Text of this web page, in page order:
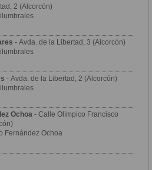
2 (Alcorcón)
- Avda. de la Libertad, 3 (Alcorcón)
- Avda. de la Libertad, 2 (Alcorcón)
Ochoa - Calle Olímpico Francisco
Fernández Ochoa